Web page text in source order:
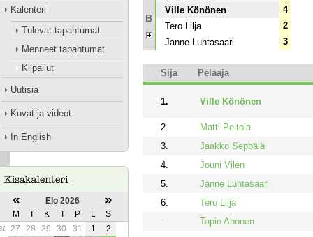
Kalenteri
Tulevat tapahtumat
Menneet tapahtumat
Kilpailut
Uutisia
Kuvat ja videot
In English
« Elo 2026 »
M T K T P L S
27 28 29 30 31 1 2
B
Ville Könönen
4
Tero Lilja
2
Janne Luhtasaari
3
Sija Pelaaja
1. Ville Könönen
2.
Matti Peltola
3.
Jaakko Seppälä
4.
Jouni Vilén
5.
Janne Luhtasaari
6.
Tero Lilja
-
Tapio Ahonen